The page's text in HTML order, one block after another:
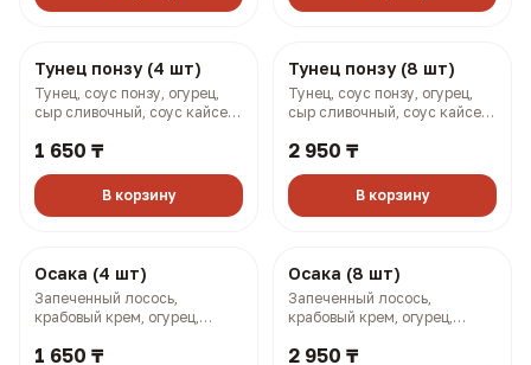
Тунец понзу (4 шт)
Тунец, соус понзу, огурец,
сыр сливочный, соус кайсен,
Тунец понзу (8 шт)
Тунец, соус понзу, огурец,
сыр сливочный, соус кайсен,